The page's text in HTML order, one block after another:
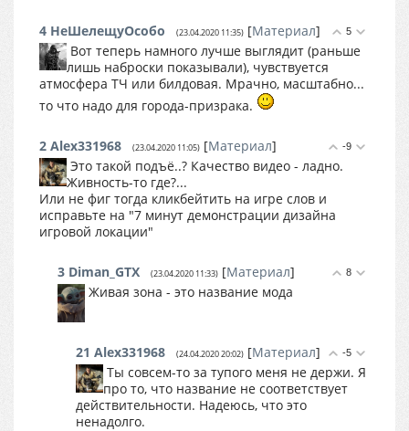
5
4 НеШелещуОсобо (23.04.2020 11:35) [Материал]
Вот теперь намного лучше выглядит (раньше
лишь наброски показывали), чувствуется
атмосфера ТЧ или билдовая. Мрачно, масштабно...
то что надо для города-призрака.
-9
2 Alex331968 (23.04.2020 11:05) [Материал]
Это такой подъё..? Качество видео - ладно.
Живность-то где?...
Или не фиг тогда кликбейтить на игре слов и
исправьте на "7 минут демонстрации дизайна
игровой локации"
8
3 Diman_GTX (23.04.2020 11:33) [Материал]
Живая зона - это название мода
-5
21 Alex331968 (24.04.2020 20:02) [Материал]
Ты совсем-то за тупого меня не держи. Я
про то, что название не соответствует
действительности. Надеюсь, что это
ненадолго.